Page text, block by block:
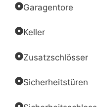
Garagentore
Keller
Zusatzschlösser
Sicherheitstüren